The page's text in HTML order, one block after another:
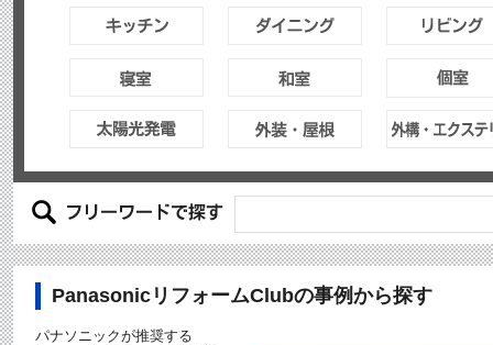
PanasonicリフォームClubの事例から探す
パナソニックが推奨する